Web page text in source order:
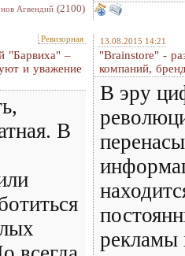
Агвендий (2100)
Ревизорная
"Барвиха" –
и уважение
В
13.08.2015 14:21
"Brainstore" -
компаний,
В эру
рекламы